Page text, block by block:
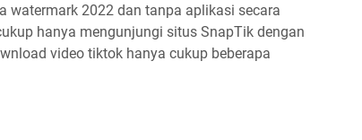
watermark 2022 dan tanpa aplikasi secara
hanya mengunjungi situs SnapTik dengan
video tiktok hanya cukup beberapa